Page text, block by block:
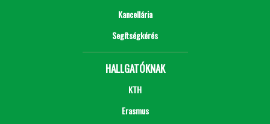
Kancellária
Segítségkérés
HALLGATÓKNAK
KTH
Erasmus